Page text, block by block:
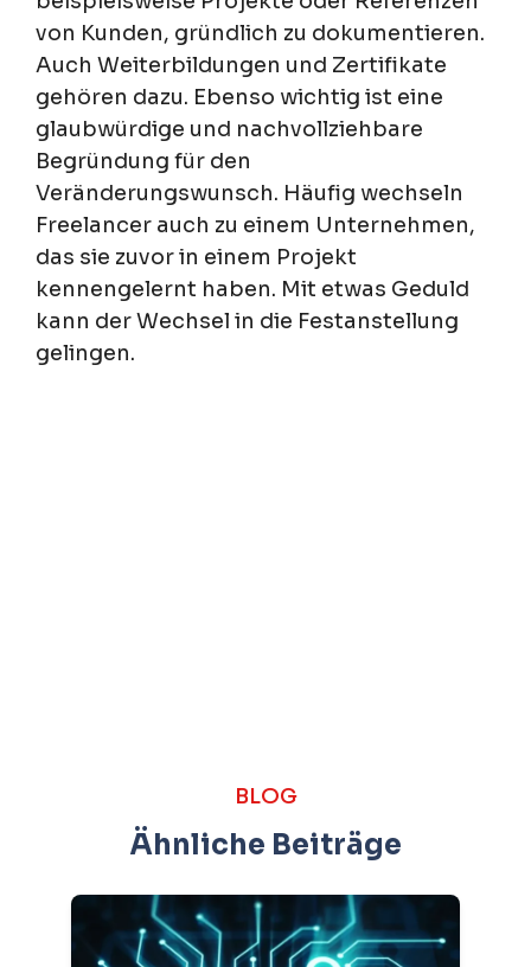
von Kunden, gründlich zu dokumentieren.
Auch Weiterbildungen und Zertifikate
gehören dazu. Ebenso wichtig ist eine
glaubwürdige und nachvollziehbare
Begründung für den
Veränderungswunsch. Häufig wechseln
Freelancer auch zu einem Unternehmen,
das sie zuvor in einem Projekt
kennengelernt haben. Mit etwas Geduld
kann der Wechsel in die Festanstellung
gelingen.
BLOG
Ähnliche Beiträge